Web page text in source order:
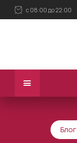
с 08:00 до 22:00
Блог